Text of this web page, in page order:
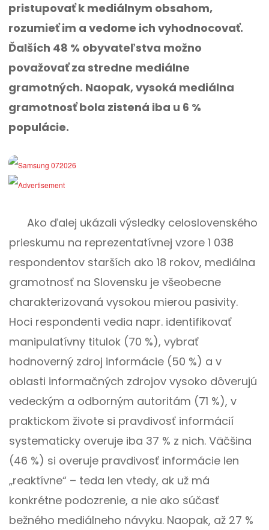
pristupovať k mediálnym obsahom,
rozumieť im a vedome ich vyhodnocovať.
Ďalších 48 % obyvateľstva možno
považovať za stredne mediálne
gramotných. Naopak, vysoká mediálna
gramotnosť bola zistená iba u 6 %
populácie.
Ako ďalej ukázali výsledky celoslovenského
prieskumu na reprezentatívnej vzore 1 038
respondentov starších ako 18 rokov, mediálna
gramotnosť na Slovensku je všeobecne
charakterizovaná vysokou mierou pasivity.
Hoci respondenti vedia napr. identifikovať
manipulatívny titulok (70 %), vybrať
hodnoverný zdroj informácie (50 %) a v
oblasti informačných zdrojov vysoko dôverujú
vedeckým a odborným autoritám (71 %), v
praktickom živote si pravdivosť informácií
systematicky overuje iba 37 % z nich. Väčšina
(46 %) si overuje pravdivosť informácie len
„reaktívne“ – teda len vtedy, ak už má
konkrétne podozrenie, a nie ako súčasť
bežného mediálneho návyku. Naopak, až 27 %